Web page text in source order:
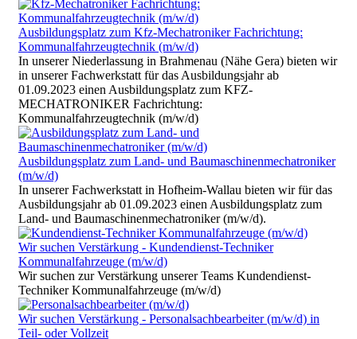
Ausbildungsplatz zum Kfz-Mechatroniker Fachrichtung:
Kommunalfahrzeugtechnik (m/w/d)
In unserer Niederlassung in Brahmenau (Nähe Gera) bieten wir
in unserer Fachwerkstatt für das Ausbildungsjahr ab
01.09.2023 einen Ausbildungsplatz zum KFZ-
MECHATRONIKER Fachrichtung:
Kommunalfahrzeugtechnik (m/w/d)
Ausbildungsplatz zum Land- und Baumaschinenmechatroniker
(m/w/d)
In unserer Fachwerkstatt in Hofheim-Wallau bieten wir für das
Ausbildungsjahr ab 01.09.2023 einen Ausbildungsplatz zum
Land- und Baumaschinenmechatroniker (m/w/d).
Wir suchen Verstärkung - Kundendienst-Techniker
Kommunalfahrzeuge (m/w/d)
Wir suchen zur Verstärkung unserer Teams Kundendienst-
Techniker Kommunalfahrzeuge (m/w/d)
Wir suchen Verstärkung - Personalsachbearbeiter (m/w/d) in
Teil- oder Vollzeit